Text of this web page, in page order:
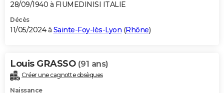
28/09/1940 à FIUMEDINISI ITALIE
Décès
11/05/2024 à Sainte-Foy-lès-Lyon (Rhône)
Louis GRASSO (91 ans)
Créer une cagnotte obsèques
Naissance